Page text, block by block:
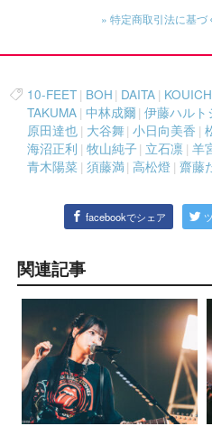
» 特定商取引法に基づ
10-FEET | BOH | DAITA |
TAKUMA | 中林成爾 | 伊藤ハルト
原田達也 | 大谷舞| 小日向美香 |
海沼正利 | 牧山純子| 立石凛 | 羊
青木陽菜 | 須藤満| 高松燈 | 齋藤
facebookでシェア
関連記事